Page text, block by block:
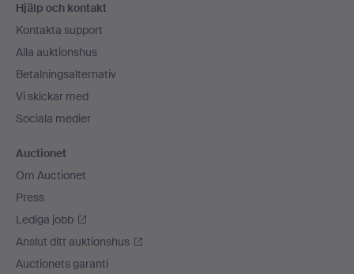
Hjälp och kontakt
Kontakta support
Alla auktionshus
Betalningsalternativ
Vi skickar med
Sociala medier
Auctionet
Om Auctionet
Press
Lediga jobb
Anslut ditt auktionshus
Auctionets garanti